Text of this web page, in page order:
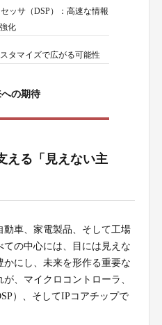
ッサ（DSP）：高速な情報
化
タマイズで広がる可能性
の期待
える「見えない主
車、家電製品、そして工場
の中心には、目には見えな
にし、未来を形作る重要な
、マイクロコントローラ、
）、そしてIPコアチップで